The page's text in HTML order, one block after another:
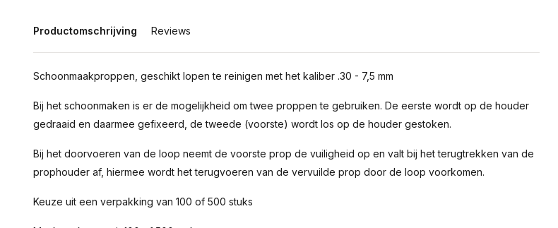
Productomschrijving Reviews
Schoonmaakproppen, geschikt lopen te reinigen met het kaliber .30 - 7,5 mm
Bij het schoonmaken is er de mogelijkheid om twee proppen te gebruiken. De eerste wordt op de houder
gedraaid en daarmee gefixeerd, de tweede (voorste) wordt los op de houder gestoken.
Bij het doorvoeren van de loop neemt de voorste prop de vuiligheid op en valt bij het terugtrekken van de
prophouder af, hiermee wordt het terugvoeren van de vervuilde prop door de loop voorkomen.
Keuze uit een verpakking van 100 of 500 stuks